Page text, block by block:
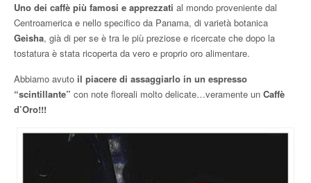
Uno dei caffè più famosi e apprezzati al mondo proveniente dal
Centroamerica e nello specifico da Panama, di varietà botanica
Geisha, già di per se è tra le più preziose e ricercate che dopo la
tostatura è stata ricoperta da vero e proprio oro alimentare.
Abbiamo avuto il piacere di assaggiarlo in un espresso
“scintillante” con note floreali molto delicate…veramente un Caffè
d’Oro!!!